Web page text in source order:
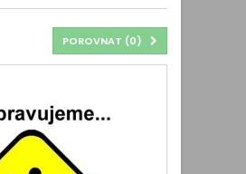
POROVNAT (0)